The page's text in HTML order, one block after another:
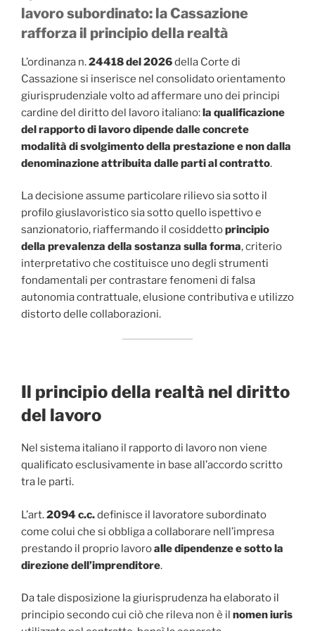
lavoro subordinato: la Cassazione
rafforza il principio della realtà
L’ordinanza n.24418 del 2026della Corte di
Cassazione si inserisce nel consolidato orientamento
giurisprudenziale volto ad affermare uno dei principi
cardine del diritto del lavoro italiano:la qualificazione
del rapporto di lavoro dipende dalle concrete
modalità di svolgimento della prestazione e non dalla
denominazione attribuita dalle parti al contratto.
La decisione assume particolare rilievo sia sotto il
profilo giuslavoristico sia sotto quello ispettivo e
sanzionatorio, riaffermando il cosiddettoprincipio
della prevalenza della sostanza sulla forma, criterio
interpretativo che costituisce uno degli strumenti
fondamentali per contrastare fenomeni di falsa
autonomia contrattuale, elusione contributiva e utilizzo
distorto delle collaborazioni.
Il principio della realtà nel diritto
del lavoro
Nel sistema italiano il rapporto di lavoro non viene
qualificato esclusivamente in base all’accordo scritto
tra le parti.
L’art.2094 c.c.definisce il lavoratore subordinato
come colui che si obbliga a collaborare nell’impresa
prestando il proprio lavoroalle dipendenze e sotto la
direzione dell’imprenditore.
Da tale disposizione la giurisprudenza ha elaborato il
principio secondo cui ciò che rileva non è il nomen iuris